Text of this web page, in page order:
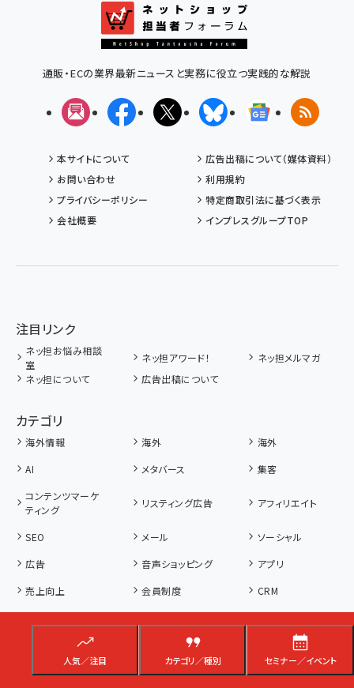
人気／注目 カテゴリ／種別 セミナー／イベント
通販・ECの業界最新ニュースと実務に役立つ実践的な解説
メルマガFacebookX(エックス)BlueskyGoogleニュ
RSS
本サイトについて
広告出稿について（媒体資料）
お問い合わせ
利用規約
プライバシーポリシー
特定商取引法に基づく表示
会社概要
インプレスグループTOP
注目リンク
ネッ担お悩み相談
室
ネッ担アワード！
ネッ担メルマガ
ネッ担について
広告出稿について
カテゴリ
海外情報 海外
海外
AI
メタバース
集客
コンテンツマーケ
ティング
リスティング広告 アフィリエイト
SEO メール
ソーシャル
広告
音声ショッピング
アプリ
売上向上
会員制度
CRM
スマホ・タブレット
データ・競合分析
ポイント制度
レコメンド
写真 動画